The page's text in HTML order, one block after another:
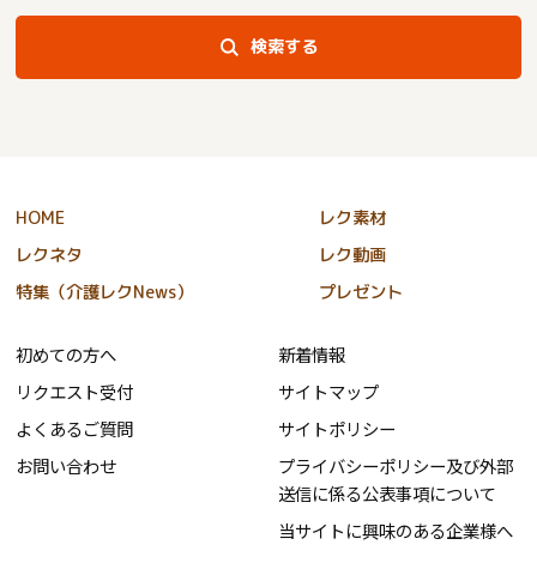
検索する
HOME
レク素材
レクネタ
レク動画
特集（介護レクNews）
プレゼント
初めての方へ
リクエスト受付
よくあるご質問
お問い合わせ
新着情報
サイトマップ
サイトポリシー
プライバシーポリシー及び外部
送信に係る公表事項について
当サイトに興味のある企業様へ